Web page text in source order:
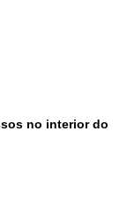
no interior do